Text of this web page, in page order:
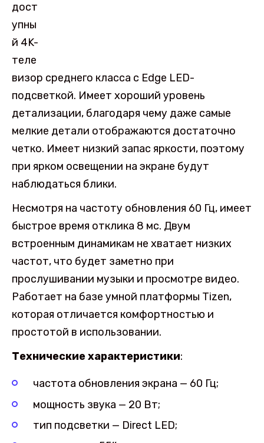
дост
упны
й 4K-
теле
визор среднего класса с Edge LED-
подсветкой. Имеет хороший уровень
детализации, благодаря чему даже самые
мелкие детали отображаются достаточно
четко. Имеет низкий запас яркости, поэтому
при ярком освещении на экране будут
наблюдаться блики.
Несмотря на частоту обновления 60 Гц, имеет
быстрое время отклика 8 мс. Двум
встроенным динамикам не хватает низких
частот, что будет заметно при
прослушивании музыки и просмотре видео.
Работает на базе умной платформы Tizen,
которая отличается комфортностью и
простотой в использовании.
Технические характеристики:
частота обновления экрана — 60 Гц;
мощность звука — 20 Вт;
тип подсветки — Direct LED;